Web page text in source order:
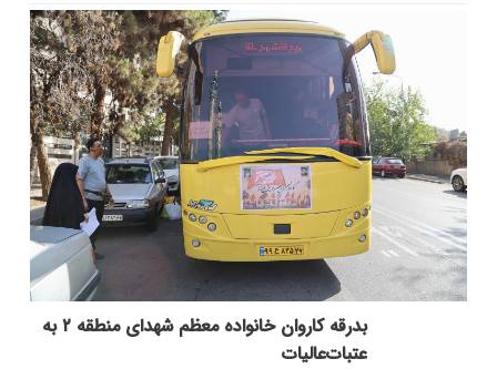
بدرقه کاروان خانواده معظم شهدای منطقه ۲ به
عتبات‌عالیات